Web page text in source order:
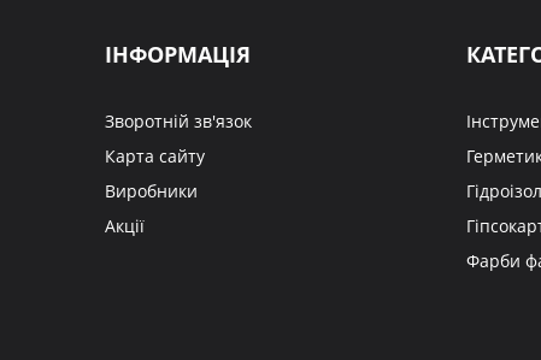
ІНФОРМАЦІЯ
Зворотній зв'язок
Карта сайту
Виробники
Акції
Фарби